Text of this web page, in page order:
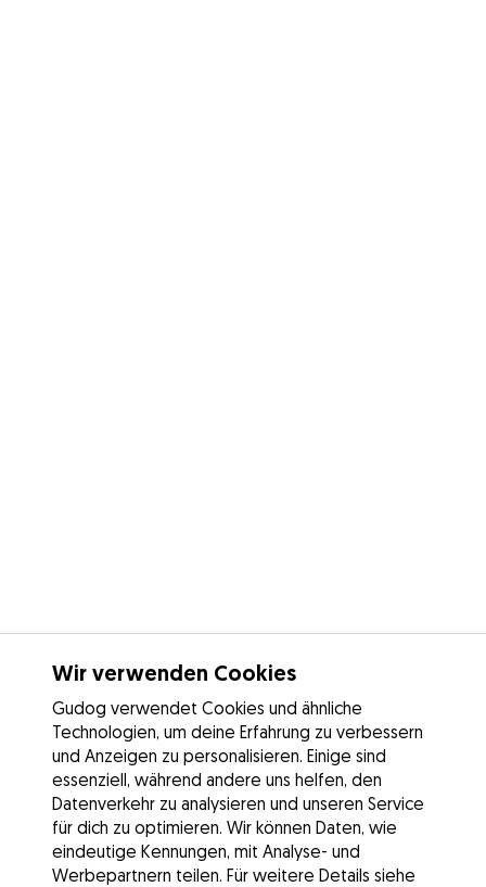
Wir verwenden Cookies
Gudog verwendet Cookies und ähnliche
Technologien, um deine Erfahrung zu verbessern
und Anzeigen zu personalisieren. Einige sind
essenziell, während andere uns helfen, den
Datenverkehr zu analysieren und unseren Service
für dich zu optimieren. Wir können Daten, wie
eindeutige Kennungen, mit Analyse- und
Werbepartnern teilen. Für weitere Details siehe